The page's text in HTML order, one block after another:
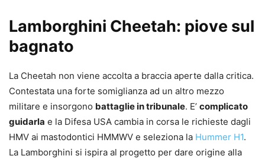
Lamborghini Cheetah: piove sul
bagnato
La Cheetah non viene accolta a braccia aperte dalla critica.
Contestata una forte somiglianza ad un altro mezzo
militare e insorgono battaglie in tribunale. E’ complicato
guidarla e la Difesa USA cambia in corsa le richieste dagli
HMV ai mastodontici HMMWV e seleziona la Hummer H1.
La Lamborghini si ispira al progetto per dare origine alla